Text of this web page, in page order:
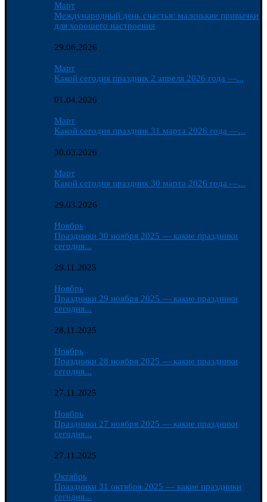
Март
Международный день счастья: маленькие привычки
для хорошего настроения
29.06.2026
Март
Какой сегодня праздник 2 апреля 2026 года —...
01.04.2026
Март
Какой сегодня праздник 31 марта 2026 года —...
30.03.2026
Март
Какой сегодня праздник 30 марта 2026 года —...
29.03.2026
Ноябрь
Праздники 30 ноября 2025 — какие праздники
сегодня...
29.11.2025
Ноябрь
Праздники 29 ноября 2025 — какие праздники
сегодня...
28.11.2025
Ноябрь
Праздники 28 ноября 2025 — какие праздники
сегодня...
27.11.2025
Ноябрь
Праздники 27 ноября 2025 — какие праздники
сегодня...
27.11.2025
Октябрь
Праздники 31 октября 2025 — какие праздники
сегодня...